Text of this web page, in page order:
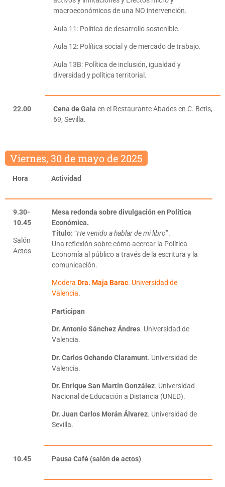
macroeconómicos de una NO intervención.
Aula 11: Política de desarrollo sostenible.
Aula 12: Política social y de mercado de trabajo.
Aula 13B: Política de inclusión, igualdad y
diversidad y política territorial.
22.00 Cena de Gala en el Restaurante Abades en C. Betis,
69, Sevilla.
Viernes, 30 de mayo de 2025
Hora Actividad
9.30-
10.45
Salón
Actos
Mesa redonda sobre divulgación en Política
Económica.
Título: “He venido a hablar de mi libro”.
Una reflexión sobre cómo acercar la Política
Economía al público a través de la escritura y la
comunicación.
Modera Dra. Maja Barac. Universidad de
Valencia.
Participan
Dr. Antonio Sánchez Ándres. Universidad de
Valencia.
Dr. Carlos Ochando Claramunt. Universidad de
Valencia.
Dr. Enrique San Martín González. Universidad
Nacional de Educación a Distancia (UNED).
Dr. Juan Carlos Morán Álvarez. Universidad de
Sevilla.
10.45 Pausa Café (salón de actos)